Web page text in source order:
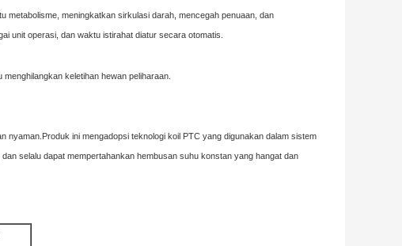
metabolisme, meningkatkan sirkulasi darah, mencegah penuaan, dan
unit operasi, dan waktu istirahat diatur secara otomatis.
keletihan hewan peliharaan.
nyaman.Produk ini mengadopsi teknologi koil PTC yang digunakan dalam sistem
selalu dapat mempertahankan hembusan suhu konstan yang hangat dan